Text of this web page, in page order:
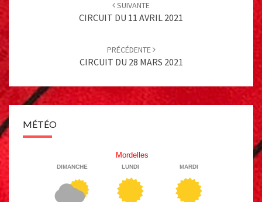
SUIVANTE
CIRCUIT DU 11 AVRIL 2021
PRÉCÉDENTE
CIRCUIT DU 28 MARS 2021
MÉTÉO